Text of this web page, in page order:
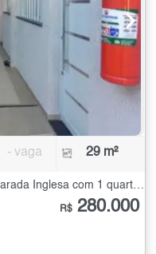
- vaga 29 m²
Condomínio Fechado à Venda na Parada Inglesa com 1 quarto - 29 m²
R$ 280.000